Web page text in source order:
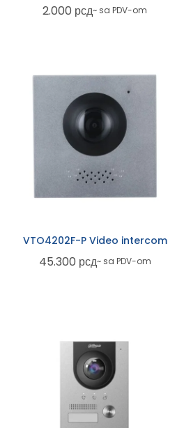
2.000 рсд~ sa PDV-om
VTO4202F-P Video intercom
45.300 рсд~ sa PDV-om